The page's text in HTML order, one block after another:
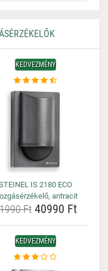
KEDVEZMÉNY
IS 2180 ECO
antracit
Ft40990 Ft
KEDVEZMÉNY